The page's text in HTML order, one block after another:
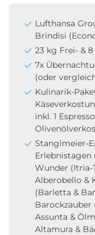
Lufthansa
Brindisi
23 kg Frei- &
7x
(oder
Kulinarik-
inkl. 1
Stanglmeier-
Wunder (Itria-
Alberobello &
(Barletta &
Barockzauber
Assunta &
Altamura &